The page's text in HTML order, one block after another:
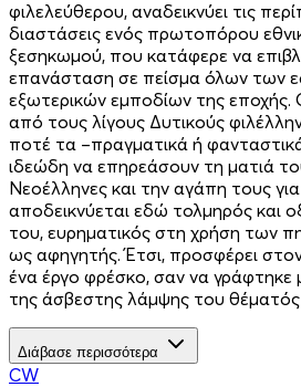
φιλελεύθερου, αναδεικνύει τις
διαστάσεις ενός πρωτοπόρου
ξεσηκωμού, που κατάφερε να
επανάσταση σε πείσμα όλων των
εξωτερικών εμποδίων της
από τους λίγους Δυτικούς
ποτέ τα –πραγματικά ή
ιδεώδη να επηρεάσουν τη ματιά
Νεοέλληνες και την αγάπη τους
αποδεικνύεται εδώ τολμηρός και
του, ευρηματικός στη χρήση των
ως αφηγητής. Έτσι, προσφέρει
ένα έργο φρέσκο, σαν να γράφτηκε
της άσβεστης λάμψης του
Διάβασε περισσότερα
CW